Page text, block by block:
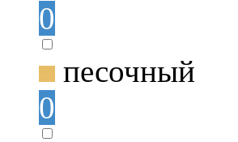
0
песочный
0